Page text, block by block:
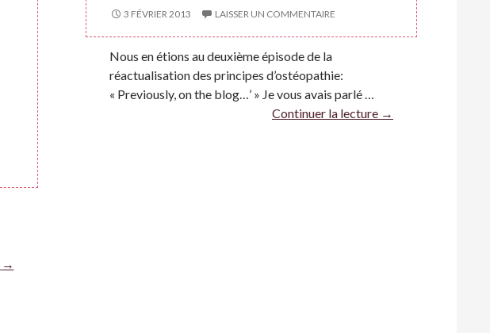
→
3 FÉVRIER 2013 LAISSER UN COMMENTAIRE
Nous en étions au deuxième épisode de la
réactualisation des principes d’ostéopathie:
« Previously, on the blog…’ » Je vous avais parlé …
Continuer la lecture →